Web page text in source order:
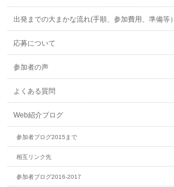
出発までの大まかな流れ(手順、参加費用、準備等）
応募について
参加者の声
よくある質問
Web紹介ブログ
参加者ブログ2015まで
相互リンク先
参加者ブログ2016-2017